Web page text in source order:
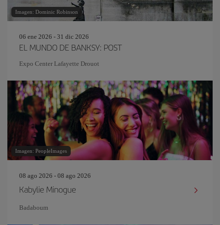
Imagen: Dominic Robinson
06 ene 2026 - 31 dic 2026
EL MUNDO DE BANKSY: POST
Expo Center Lafayette Drouot
Imagen: PeopleImages
08 ago 2026 - 08 ago 2026
Kabylie Minogue
Badaboum